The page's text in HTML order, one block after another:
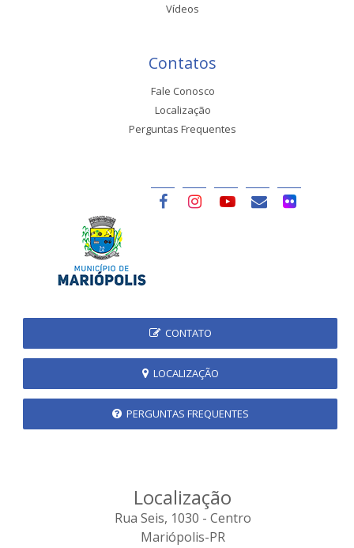
Vídeos
Contatos
Fale Conosco
Localização
Perguntas Frequentes
CONTATO
LOCALIZAÇÃO
PERGUNTAS FREQUENTES
Localização
Rua Seis, 1030 - Centro
Mariópolis-PR